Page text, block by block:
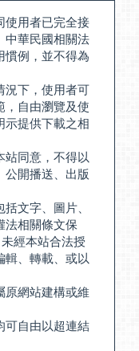
使用者已完全接
中華民國相關法
慣例，並不得為
況下，使用者可
，自由瀏覽及使
示提供下載之相
同意，不得以
公開播送、出版
文字、圖片、
法相關條文保
經本站合法授
、轉載、或以
原網站建構或維
可自由以超連結